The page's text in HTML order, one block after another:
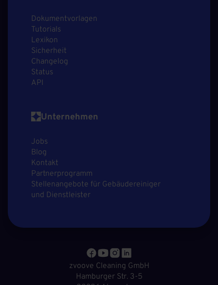
Dokumentvorlagen
Tutorials
Lexikon
Sicherheit
Changelog
Status
API
Unternehmen
Jobs
Blog
Kontakt
Partnerprogramm
Stellenangebote für Gebäudereiniger
und Dienstleister
zvoove Cleaning GmbH
Hamburger Str. 3-5